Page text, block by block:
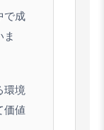
で成
ま
環境
価値